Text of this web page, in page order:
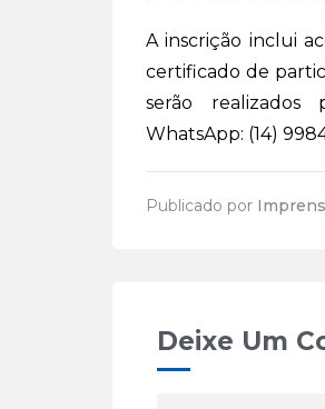
A inscrição inclui
certificado de
serão realizados
WhatsApp: (14)
Publicado por
Deixe Um